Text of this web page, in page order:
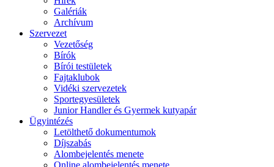
Galériák
Archívum
Szervezet
Vezetőség
Bírók
Bírói testületek
Fajtaklubok
Vidéki szervezetek
Sportegyesületek
Junior Handler és Gyermek kutyapár
Ügyintézés
Letölthető dokumentumok
Díjszabás
Alombejelentés menete
Online alombejelentés menete